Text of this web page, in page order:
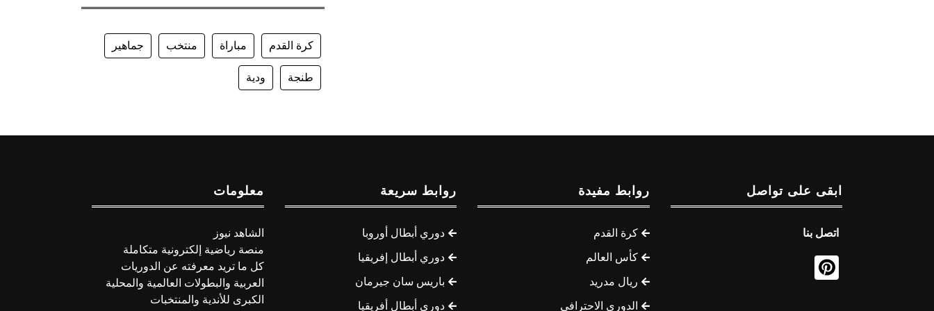
كرة القدم مباراة منتخب جماهير
طنجة ودية
ابقى على تواصل
اتصل بنا
روابط مفيدة
كرة القدم
كأس العالم
ريال مدريد
الدوري الاحترافي
روابط سريعة
دوري أبطال أوروبا
دوري أبطال إفريقيا
باريس سان جيرمان
دوري أبطال أفريقيا
معلومات
الشاهد نيوز
منصة رياضية إلكترونية متكاملة
كل ما تريد معرفته عن الدوريات
العربية والبطولات العالمية والمحلية
الكبرى للأندية والمنتخبات